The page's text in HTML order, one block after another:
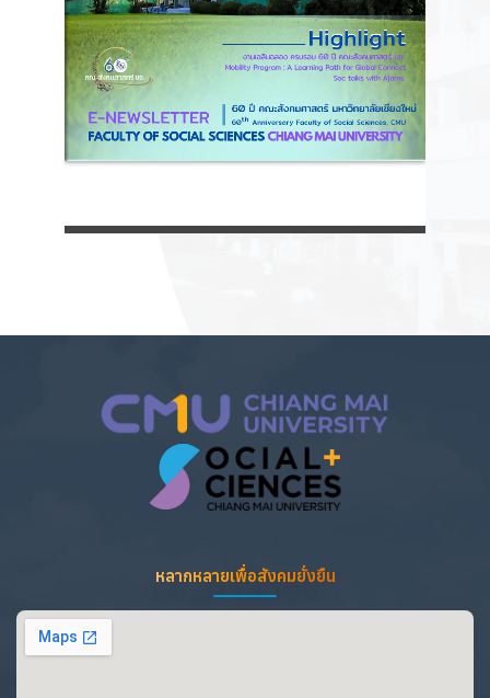
หลากหลายเพื่อสังคมยั่งยืน